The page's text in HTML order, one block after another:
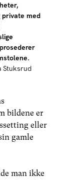
private med
Stuksrud
bildene er
eller
gamle
man ikke